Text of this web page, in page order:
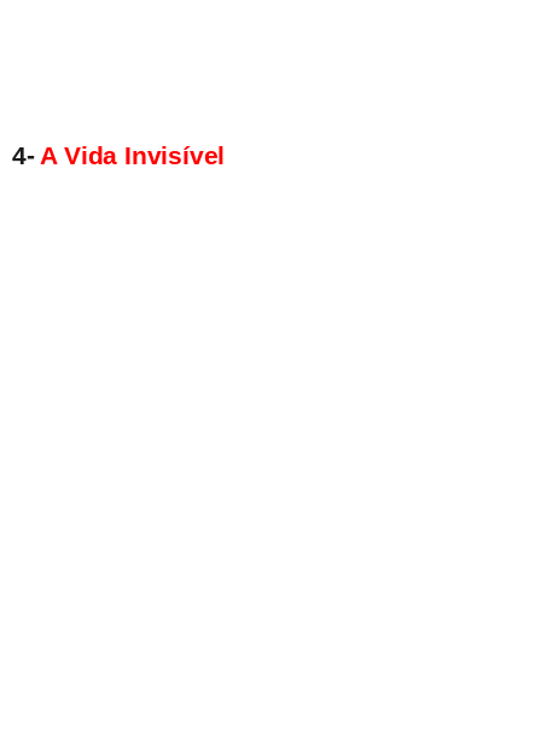
4- A Vida Invisível